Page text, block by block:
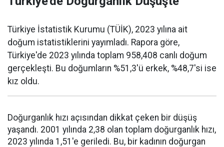
Türkiye İstatistik Kurumu (TÜİK), 2023 yılına ait
doğum istatistiklerini yayımladı. Rapora göre,
Türkiye'de 2023 yılında toplam 958,408 canlı doğum
gerçekleşti. Bu doğumların %51,3'ü erkek, %48,7'si ise
kız oldu.
Doğurganlık hızı açısından dikkat çeken bir düşüş
yaşandı. 2001 yılında 2,38 olan toplam doğurganlık hızı,
2023 yılında 1,51'e geriledi. Bu, bir kadının doğurgan